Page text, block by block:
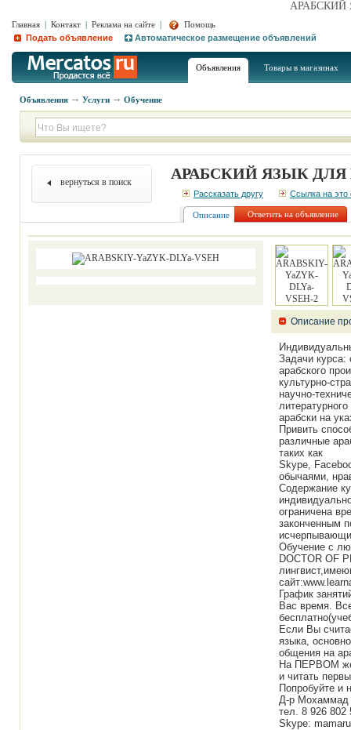
АРАБСКИЙ
Главная | Контакт | Реклама на сайте |
Помощь
Подать объявление
Автоматическое размещение объявлений
Объявления Товары в магазинах
Объявления Услуги Обучение
вернуться в поиск АРАБСКИЙ ЯЗЫК
Рассказать другу Ссылка на это
Описание Ответить на объявление
Описание
Задачи курса:
арабского
культурно-
научно-
арабски на
Привить
различные
таких как
Skype,
обычаями,
Содержание
ограничена
законченным
Обучение с
DOCTOR OF
График
Вас время.
Если Вы
языка,
общения на
На ПЕРВОМ же
и читать
Попробуйте и
Д-р Мохаммад
тел. 8 926 802
Skype: